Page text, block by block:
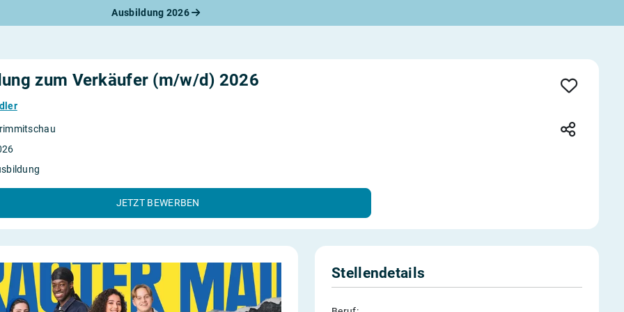
Ausbildung 2026
Bewerbung
Check
zum Verkäufer (m/w/d) 2026
JETZT BEWERBEN
Stellendetails